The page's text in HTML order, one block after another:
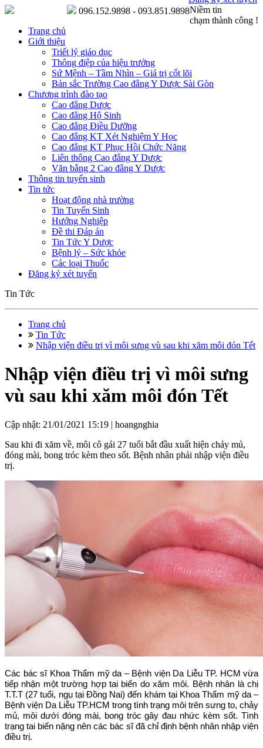
Niềm tin
chạm thành công !
096.152.9898 - 093.851.9898
Trang chủ
Giới thiệu
Triết lý giáo dục
Thông điệp của hiệu trưởng
Sứ Mệnh – Tầm Nhìn – Giá trị cốt lõi
Bản sắc Trường Cao đẳng Y Dược Sài Gòn
Chương trình đào tạo
Cao đẳng Dược
Cao đẳng Hộ Sinh
Cao đẳng Điều Dưỡng
Cao đẳng KT Xét Nghiệm Y Học
Cao đẳng KT Phục Hồi Chức Năng
Liên thông Cao đẳng Y Dược
Văn bằng 2 Cao đẳng Y Dược
Thông tin tuyển sinh
Tin tức
Hoạt động nhà trường
Tin Tuyển Sinh
Hướng Nghiệp
Đề thi Đáp án
Tin Tức Y Dược
Bệnh lý – Sức khỏe
Các loại Thuốc
Đăng ký xét tuyển
Tin Tức
Trang chủ
Tin Tức
Nhập viện điều trị vì môi sưng vù sau khi xăm môi đón Tết
Nhập viện điều trị vì môi sưng
vù sau khi xăm môi đón Tết
Cập nhật: 21/01/2021 15:19 | hoangnghia
Sau khi đi xăm về, môi cô gái 27 tuổi bắt đầu xuất hiện chảy mủ,
đóng mài, bong tróc kèm theo sốt. Bệnh nhân phải nhập viện điều
trị.
Các bác sĩ Khoa Thẩm mỹ da – Bệnh viện Da Liễu TP. HCM vừa
tiếp nhận một trường hợp tai biến do xăm môi. Bệnh nhân là chị
T.T.T (27 tuổi, ngụ tại Đồng Nai) đến khám tại Khoa Thẩm mỹ da –
Bệnh viện Da Liễu TP.HCM trong tình trạng môi trên sưng to, chảy
mủ, môi dưới đóng mài, bong tróc gây đau nhức kèm sốt. Tình
trạng tai biến nặng nên các bác sĩ đã chỉ định bệnh nhân nhập viện
điều trị.